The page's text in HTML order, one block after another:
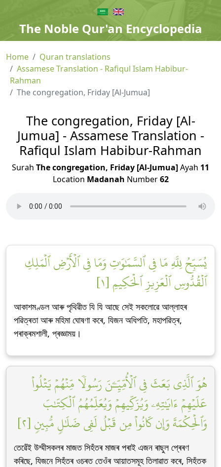
The Noble Qur'an Encyclopedia
Home
Quran translations
Assamese Translation - Rafiqul Islam Habibur-
Rahman
The congregation, Friday [Al-Jumua]
The congregation, Friday [Al-
Jumua] - Assamese Translation -
Rafiqul Islam Habibur-Rahman
Surah The congregation, Friday [Al-Jumua]Ayah 11
Location Madanah Number62
يُسَبِّحُ لِلَّهِ مَا فِي ٱلسَّمَٰوَٰتِ وَمَا فِي ٱلۡأَرۡضِ ٱلۡمَلِكِ
ٱلۡقُدُّوسِ ٱلۡعَزِيزِ ٱلۡحَكِيمِ [١]
আকাশমণ্ডল আৰু পৃথিৱীত যি যি আছে সেই সকলোৱে আল্লাহৰ
পৱিত্ৰতা আৰু মহিমা ঘোষণা কৰে, যিজন অধিপতি, মহাপৱিত্ৰ,
পৰাক্ৰমশালী, প্ৰজ্ঞাময়।
هُوَ ٱلَّذِي بَعَثَ فِي ٱلۡأُمِّيِّـۧنَ رَسُولٗا مِّنۡهُمۡ يَتۡلُواْ
عَلَيۡهِمۡ ءَايَٰتِهِۦ وَيُزَكِّيهِمۡ وَيُعَلِّمُهُمُ ٱلۡكِتَٰبَ
وَٱلۡحِكۡمَةَ وَإِن كَانُواْ مِن قَبۡلُ لَفِي ضَلَٰلٖ مُّبِينٖ [٢]
তেৱেঁই উম্মীসকলৰ মাজত সিহঁতৰ মাজৰ পৰাই এজন ৰাছুল প্ৰেৰণ
কৰিছে, যিজনে সিহঁতৰ ওচৰত তেওঁৰ আয়াতসমূহ তিলাৱাত কৰে, সিহঁতক